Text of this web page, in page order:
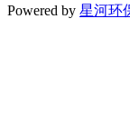
Powered by 星河环